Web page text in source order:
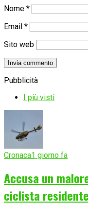
Nome *
Email *
Sito web
Pubblicità
I più visti
Cronaca1 giorno fa
Accusa un
ciclista